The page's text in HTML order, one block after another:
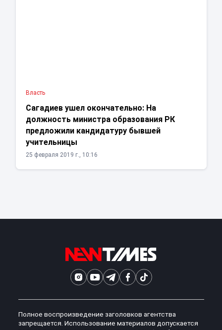
Власть
Сагадиев ушел окончательно: На
должность министра образования РК
предложили кандидатуру бывшей
учительницы
25 февраля 2019 г., 10:16
Полное воспроизведение заголовков агентства
запрещается. Использование материалов допускается